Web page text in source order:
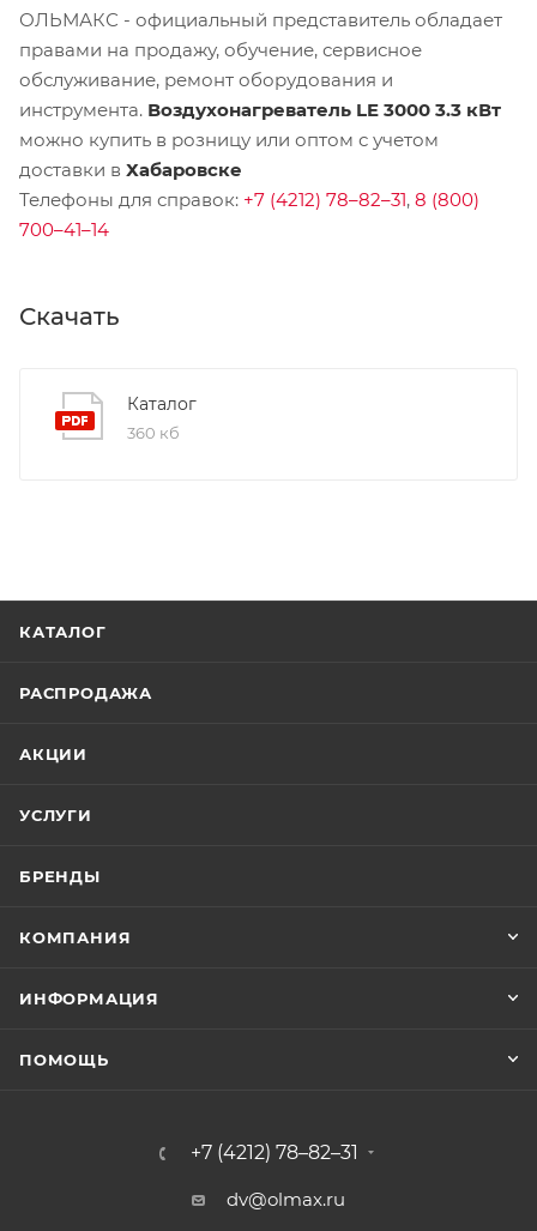
ОЛЬМАКС - официальный представитель обладает
правами на продажу, обучение, сервисное
обслуживание, ремонт оборудования и
инструмента. Воздухонагреватель LE 3000 3.3 кВт
можно купить в розницу или оптом с учетом
доставки в Хабаровске
Телефоны для справок: +7 (4212) 78–82–31, 8 (800)
700–41–14
Скачать
Каталог
360 кб
КАТАЛОГ
РАСПРОДАЖА
АКЦИИ
УСЛУГИ
БРЕНДЫ
КОМПАНИЯ
ИНФОРМАЦИЯ
ПОМОЩЬ
+7 (4212) 78–82–31
dv@olmax.ru